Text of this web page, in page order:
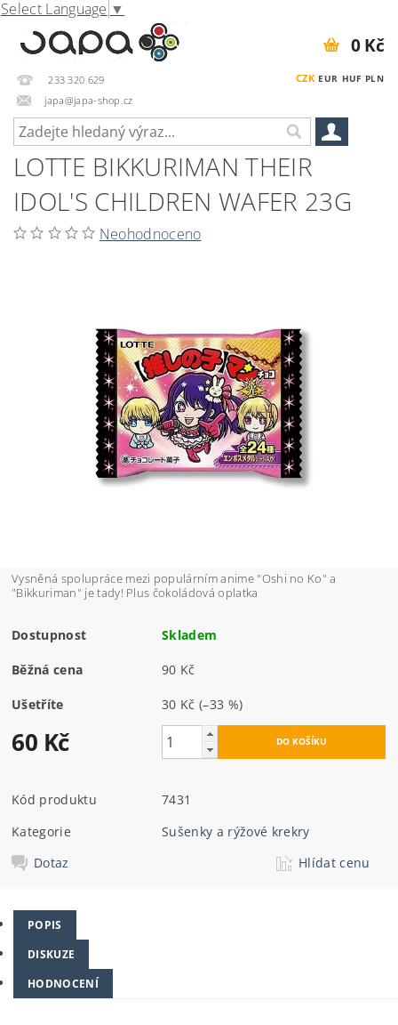
Select Language ▼
233 320 629
japa@japa-shop.cz
CZK EUR HUF PLN
0 Kč
LOTTE BIKKURIMAN THEIR
IDOL'S CHILDREN WAFER 23G
Neohodnoceno
Vysněná spolupráce mezi populárním anime "Oshi no Ko" a
"Bikkuriman" je tady! Plus čokoládová oplatka
Dostupnost Skladem
Běžná cena 90 Kč
Ušetříte 30 Kč(–33 %)
60 Kč
Kód produktu
7431
Kategorie
Sušenky a rýžové krekry
Dotaz
Hlídat cenu
POPIS
DISKUZE
HODNOCENÍ